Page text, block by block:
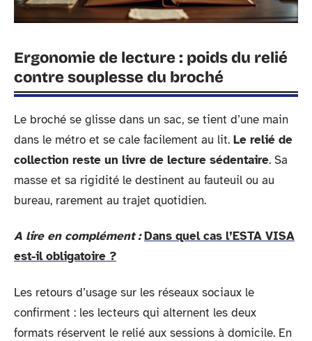
Ergonomie de lecture : poids du relié
contre souplesse du broché
Le broché se glisse dans un sac, se tient d’une main
dans le métro et se cale facilement au lit. Le relié de
collection reste un livre de lecture sédentaire. Sa
masse et sa rigidité le destinent au fauteuil ou au
bureau, rarement au trajet quotidien.
A lire en complément : Dans quel cas l’ESTA VISA
est-il obligatoire ?
Les retours d’usage sur les réseaux sociaux le
confirment : les lecteurs qui alternent les deux
formats réservent le relié aux sessions à domicile. En